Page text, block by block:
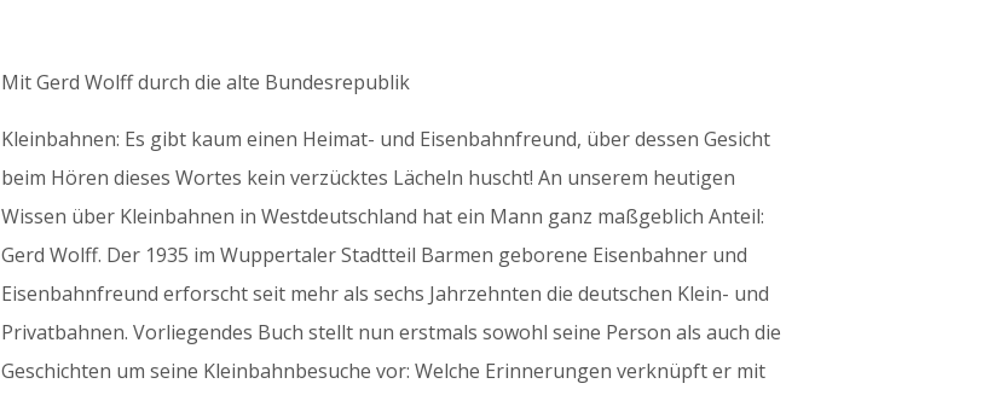
Mit Gerd Wolff durch die alte Bundesrepublik
Kleinbahnen: Es gibt kaum einen Heimat- und Eisenbahnfreund, über dessen Gesicht
beim Hören dieses Wortes kein verzücktes Lächeln huscht! An unserem heutigen
Wissen über Kleinbahnen in Westdeutschland hat ein Mann ganz maßgeblich Anteil:
Gerd Wolff. Der 1935 im Wuppertaler Stadtteil Barmen geborene Eisenbahner und
Eisenbahnfreund erforscht seit mehr als sechs Jahrzehnten die deutschen Klein- und
Privatbahnen. Vorliegendes Buch stellt nun erstmals sowohl seine Person als auch die
Geschichten um seine Kleinbahnbesuche vor: Welche Erinnerungen verknüpft er mit